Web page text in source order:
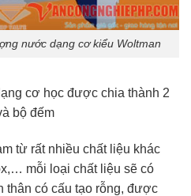
nước dạng cơ kiểu Woltman
cơ học được chia thành 2
bộ đếm
từ rất nhiều chất liệu khác
mỗi loại chất liệu sẽ có
thân có cấu tạo rỗng, được